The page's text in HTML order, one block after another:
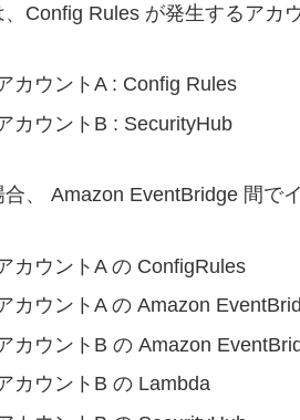
Config Rules が発生するアカ
カウントA : Config Rules
カウントB : SecurityHub
合、 Amazon EventBridge 間で
カウントA の ConfigRules
カウントA の Amazon
カウントB の Amazon
カウントB の Lambda